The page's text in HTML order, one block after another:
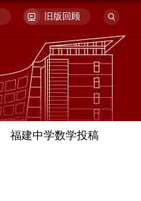
旧版回顾
福建中学数学投稿